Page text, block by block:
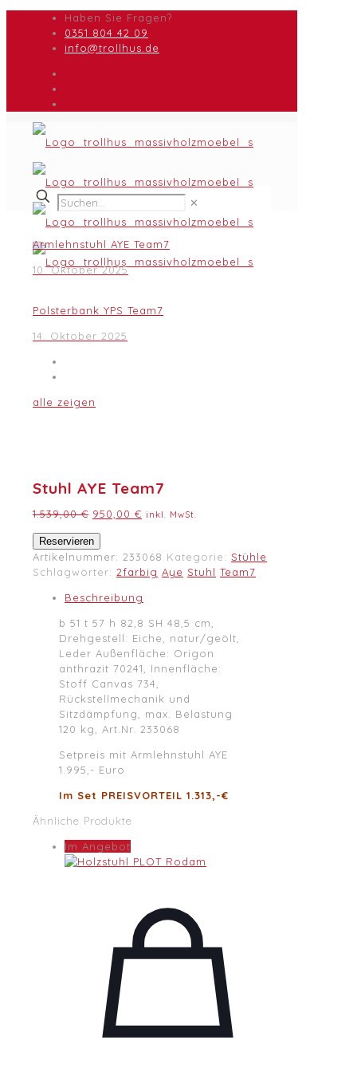
Haben Sie Fragen?
0351 804 42 09
info@trollhus.de
✕
Armlehnstuhl AYE Team7
10. Oktober 2025
Polsterbank YPS Team7
14. Oktober 2025
alle zeigen
Stuhl AYE Team7
1.539,00€ Ursprünglicher
war:
1.539,00 €
950,00 € Aktueller
950,00 €.
inkl. MwSt.
Stuhl
AYE
Team7
Reservieren
Artikelnummer: 233068 Kategorie: Stühle
Schlagwörter: 2farbig Aye Stuhl Team7
Beschreibung
b 51 t 57 h 82,8 SH 48,5 cm,
Drehgestell: Eiche, natur/geölt,
Leder Außenfläche: Origon
anthrazit 70241, Innenfläche:
Stoff Canvas 734,
Rückstellmechanik und
Sitzdämpfung, max. Belastung
120 kg, Art.Nr. 233068
Setpreis mit Armlehnstuhl AYE
1.995,- Euro
Im Set PREISVORTEIL 1.313,-€
Ähnliche Produkte
Im Angebot